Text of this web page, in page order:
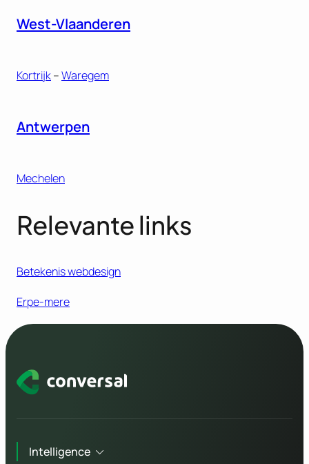
West-Vlaanderen
Kortrijk–Waregem
Antwerpen
Mechelen
Relevante links
Betekenis webdesign
Erpe-mere
Intelligence